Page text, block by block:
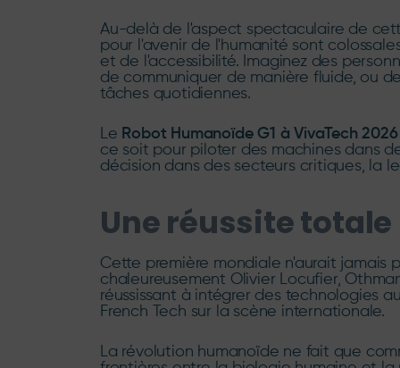
Au-delà de l'aspect spectaculaire de
pour l'avenir de l'humanité sont
et de l'accessibilité. Imaginez des
de communiquer de manière fluide, ou
tâches quotidiennes.
Le Robot Humanoïde G1 à VivaTech 2026
ce soit pour piloter des machines dans
décision dans des secteurs critiques, la
Une réussite
Cette première mondiale n'aurait jamais
chaleureusement Olivier Locufier,
réussissant à intégrer des technologies
French Tech sur la scène internationale.
La révolution humanoïde ne fait que